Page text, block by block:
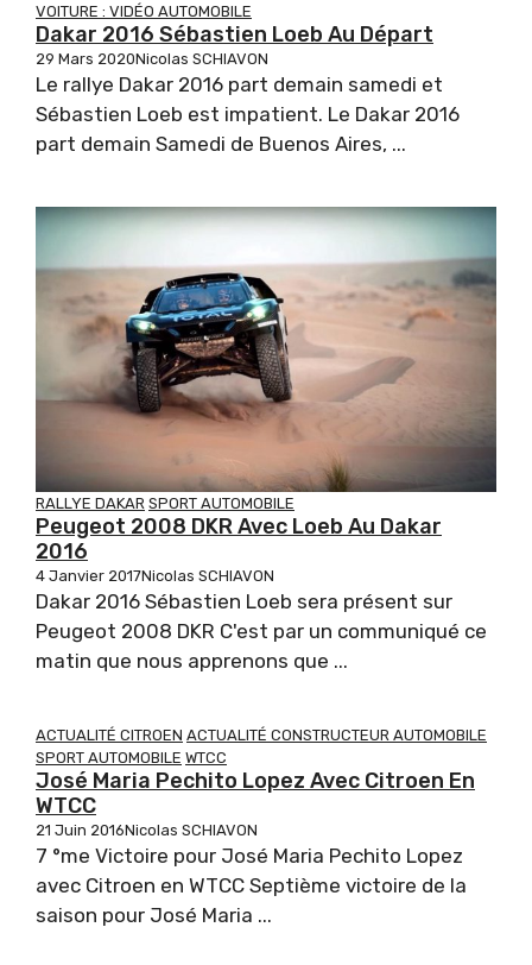
VOITURE : VIDÉO AUTOMOBILE
Dakar 2016 Sébastien Loeb Au Départ
29 Mars 2020Nicolas SCHIAVON
Le rallye Dakar 2016 part demain samedi et
Sébastien Loeb est impatient. Le Dakar 2016
part demain Samedi de Buenos Aires, ...
RALLYE DAKAR SPORT AUTOMOBILE
Peugeot 2008 DKR Avec Loeb Au Dakar
2016
4 Janvier 2017Nicolas SCHIAVON
Dakar 2016 Sébastien Loeb sera présent sur
Peugeot 2008 DKR C'est par un communiqué ce
matin que nous apprenons que ...
ACTUALITÉ CITROEN ACTUALITÉ CONSTRUCTEUR AUTOMOBILE
SPORT AUTOMOBILE WTCC
José Maria Pechito Lopez Avec Citroen En
WTCC
21 Juin 2016Nicolas SCHIAVON
7 °me Victoire pour José Maria Pechito Lopez
avec Citroen en WTCC Septième victoire de la
saison pour José Maria ...